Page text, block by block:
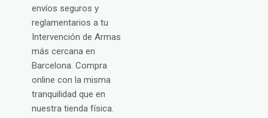
envíos seguros y
reglamentarios a tu
Intervención de Armas
más cercana en
Barcelona. Compra
online con la misma
tranquilidad que en
nuestra tienda física.